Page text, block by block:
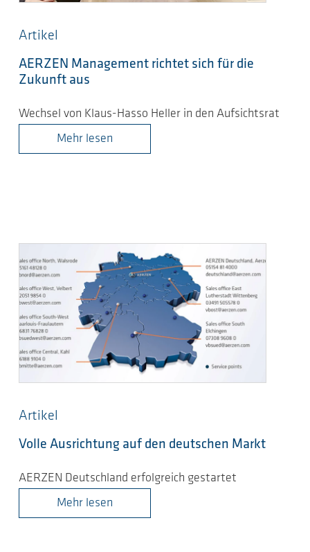
Artikel
AERZEN Management richtet sich für die
Zukunft aus
Wechsel von Klaus-Hasso Heller in den Aufsichtsrat
Mehr lesen
Artikel
Volle Ausrichtung auf den deutschen Markt
AERZEN Deutschland erfolgreich gestartet
Mehr lesen